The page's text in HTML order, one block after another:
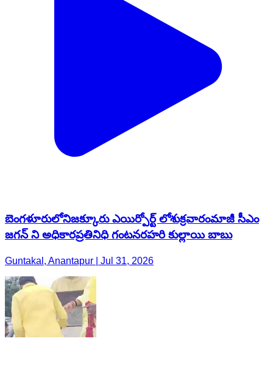
బెంగళూరులోనిజక్కూరు ఎయిర్పోర్ట్ లోశుక్రవారంమాజీ సీఎం
జగన్ ని అధికారప్రతినిధి గంటనరహరి కుల్లాయి బాబు
Guntakal, Anantapur | Jul 31, 2026